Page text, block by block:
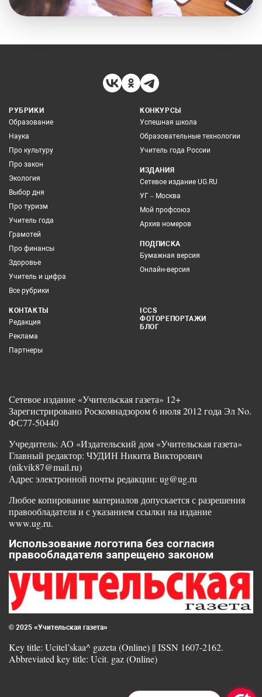
РУБРИКИ
Образование
Наука
Про культуру
Про закон
Экология
Выбор дня
Про туризм
Учитель года
Грамотей
Про финансы
Здоровье
Учитель и цифра
Все рубрики
КОНКУРСЫ
Успешная школа
Образовательные технологии
Учитель года России
ИЗДАНИЯ
Сетевое издание UG.RU
УГ – Москва
Мой профсоюз
Архив номеров
ПОДПИСКА
Бумажная версия
Онлайн-версия
КОНТАКТЫ
Редакция
Реклама
Партнеры
ICCS
ФОТОРЕПОРТАЖИ
БЛОГ
Сетевое издание «Учительская газета» 12+
Зарегистрировано Роскомнадзором 6 июля 2012 года Эл No.
ФС77-50440
Учредитель: АО «Издательский дом «Учительская газета»
Главный редактор: ЧУДИН Никита Викторович
(nikvik87@mail.ru)
Адрес электронной почты редакции: ug@ug.ru
Любое копирование материалов допускается с разрешения
правообладателя и с указанием ссылки на издание
www.ug.ru.
Использование логотипа без согласия
правообладателя запрещено законом
© 2025 «Учительская газета»
Key title: Ucitel’skaa^ gazeta (Online) || ISSN 1607-2162.
Abbreviated key title: Ucit. gaz (Online)